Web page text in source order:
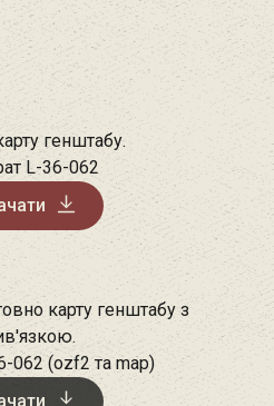
генштабу.
L-36-062
карту генштабу з
062 (ozf2 та map)